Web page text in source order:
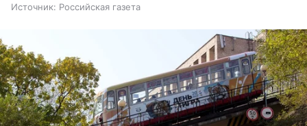
Источник: Российская газета